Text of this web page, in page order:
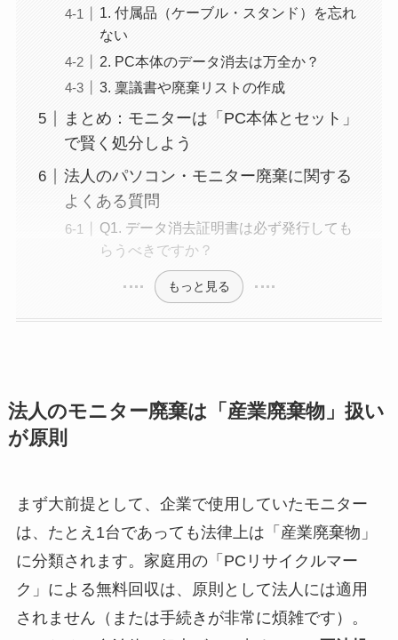
1. 付属品（ケーブル・スタンド）を忘れ
ない
2. PC本体のデータ消去は万全か？
3. 稟議書や廃棄リストの作成
まとめ：モニターは「PC本体とセット」
で賢く処分しよう
法人のパソコン・モニター廃棄に関する
よくある質問
Q1. データ消去証明書は必ず発行しても
らうべきですか？
もっと見る
法人のモニター廃棄は「産業廃棄物」扱い
が原則
まず大前提として、企業で使用していたモニター
は、たとえ1台であっても法律上は「産業廃棄物」
に分類されます。家庭用の「PCリサイクルマー
ク」による無料回収は、原則として法人には適用
されません（または手続きが非常に煩雑です）。